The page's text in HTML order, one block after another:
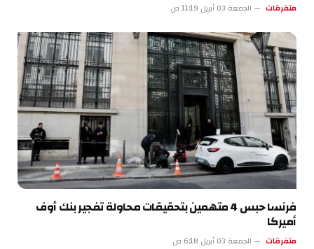
متفرقات الجمعة 03 أبريل 11:19 ص
فرنسا حبس 4 متهمين بتحقيقات محاولة تفجير بنك أوف
أميركا
متفرقات الجمعة 03 أبريل 6:18 ص